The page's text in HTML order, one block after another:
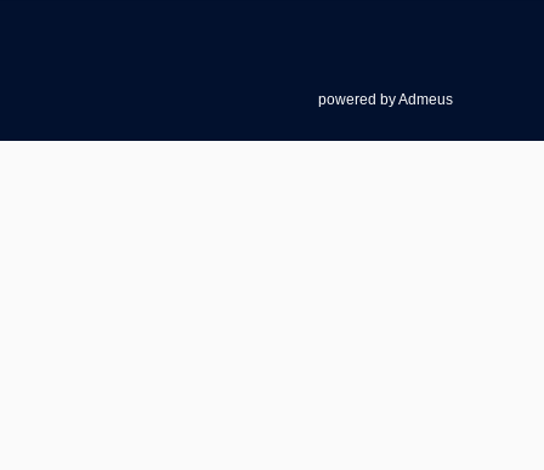
powered by Admeus